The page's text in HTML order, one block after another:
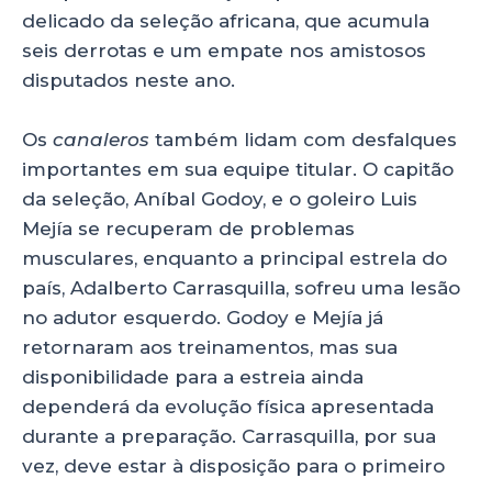
delicado da seleção africana, que acumula
seis derrotas e um empate nos amistosos
disputados neste ano.
Os canaleros também lidam com desfalques
importantes em sua equipe titular. O capitão
da seleção, Aníbal Godoy, e o goleiro Luis
Mejía se recuperam de problemas
musculares, enquanto a principal estrela do
país, Adalberto Carrasquilla, sofreu uma lesão
no adutor esquerdo. Godoy e Mejía já
retornaram aos treinamentos, mas sua
disponibilidade para a estreia ainda
dependerá da evolução física apresentada
durante a preparação. Carrasquilla, por sua
vez, deve estar à disposição para o primeiro